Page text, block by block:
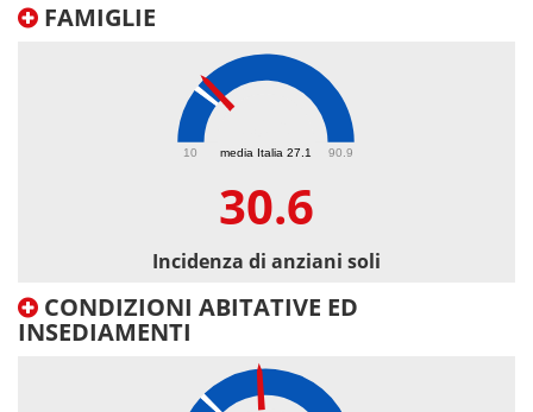
FAMIGLIE
media Italia 27.1
10 90.9
30.6
Incidenza di anziani soli
CONDIZIONI ABITATIVE ED
INSEDIAMENTI